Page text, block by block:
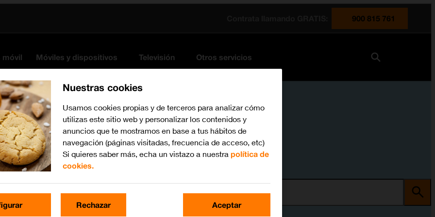
900 815 761
móvil Móviles y dispositivos Televisión Otros servicios
Busca por problema o tema
Nuestras cookies
Usamos cookies propias y de terceros para analizar cómo
utilizas este sitio web y personalizar los contenidos y
anuncios que te mostramos en base a tus hábitos de
navegación (páginas visitadas, frecuencia de acceso, etc)
Si quieres saber más, echa un vistazo a nuestra política de
cookies.
Rechazar Aceptar